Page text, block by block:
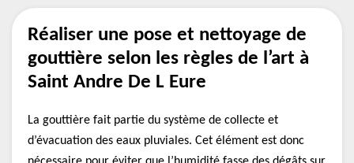
Réaliser une pose et nettoyage de
gouttière selon les règles de l’art à
Saint Andre De L Eure
La gouttière fait partie du système de collecte et
d’évacuation des eaux pluviales. Cet élément est donc